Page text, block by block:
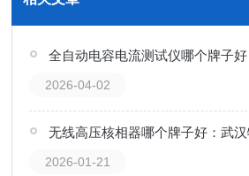
2026-04-02
2026-01-21